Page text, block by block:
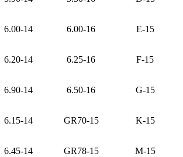
6.00-14 6.00-16 E-15
6.20-14 6.25-16 F-15
6.90-14 6.50-16 G-15
6.15-14 GR70-15 K-15
6.45-14 GR78-15 M-15